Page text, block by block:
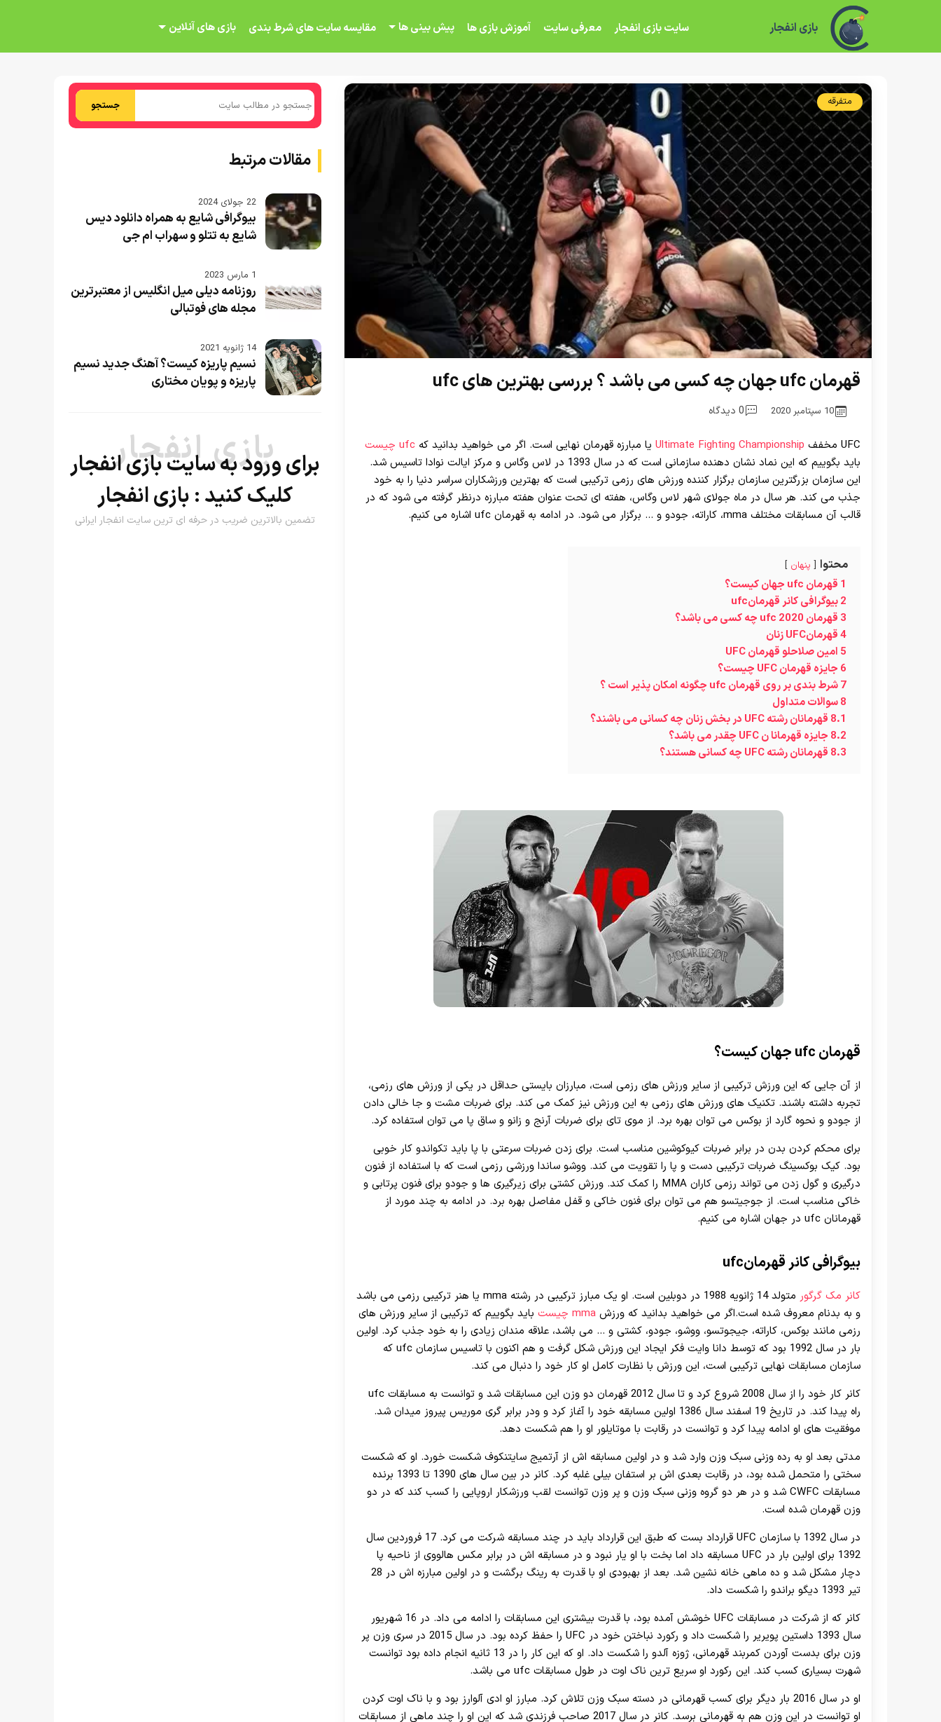
30 تا 50 درصد شارژ هدیه بیشتر فقط با ثبت نام در هات بت
بازی انفجار سایت بازی انفجار معرفی سایت آموزش بازی ها پیش بینی ها مقایسه سایت های شرط بندی بازی های آنلاین
متفرقه
قهرمان ufc جهان چه کسی می باشد ؟ بررسی بهترین های ufc
10 سپتامبر 2020 0 دیدگاه
UFC مخفف Ultimate Fighting Championship یا مبارزه قهرمان نهایی است. اگر می خواهید بدانید کهufc چیست
باید بگوییم که این نماد نشان دهنده سازمانی است که در سال 1393 در لاس وگاس و مرکز ایالت نوادا تاسیس شد.
این سازمان بزرگترین سازمان برگزار کننده ورزش های رزمی ترکیبی است که بهترین ورزشکاران سراسر دنیا را به خود
جذب می کند. هر سال در ماه جولای شهر لاس وگاس، هفته ای تحت عنوان هفته مبارزه درنظر گرفته می شود که در
قالب آن مسابقات مختلف mma، کاراته، جودو و … برگزار می شود. در ادامه به قهرمان ufc اشاره می کنیم.
محتوا پنهان
1 قهرمان ufc جهان کیست؟
2بیوگرافی کانر قهرمانufc
3 قهرمان 2020 ufc چه کسی می باشد؟
4قهرمانUFC زنان
5 امین صلاحلو قهرمان UFC
6 جایزه قهرمان UFC چیست؟
7شرط بندی بر روی قهرمان ufc چگونه امکان پذیر است ؟
8سوالات متداول
8.1 قهرمانان رشته UFC در بخش زنان چه کسانی می باشند؟
8.2 جایزه قهرمانا ن UFC چقدر می باشد؟
8.3 قهرمانان رشته UFC چه کسانی هستند؟
قهرمان ufc جهان کیست؟
از آن جایی که این ورزش ترکیبی از سایر ورزش های رزمی است، مبارزان بایستی حداقل در یکی از ورزش های رزمی،
تجربه داشته باشند. تکنیک های ورزش های رزمی به این ورزش نیز کمک می کند. برای ضربات مشت و جا خالی دادن
از جودو و نحوه گارد از بوکس می توان بهره برد. از موی تای برای ضربات آرنج و زانو و ساق پا می توان استفاده کرد.
برای محکم کردن بدن در برابر ضربات کیوکوشین مناسب است. برای زدن ضربات سرعتی با پا باید تکواندو کار خوبی
بود. کیک بوکسینگ ضربات ترکیبی دست و پا را تقویت می کند. ووشو ساندا ورزشی رزمی است که با استفاده از فنون
درگیری و گول زدن می تواند رزمی کاران MMA را کمک کند. ورزش کشتی برای زیرگیری ها و جودو برای فنون پرتابی و
خاکی مناسب است. از جوجیتسو هم می توان برای فنون خاکی و قفل مفاصل بهره برد. در ادامه به چند مورد از
قهرمانان ufc در جهان اشاره می کنیم.
بیوگرافی کانر قهرمانufc
کانر مک گرگور
متولد 14 ژانویه 1988 در دوبلین است. او یک مبارز ترکیبی در رشته mma یا هنر ترکیبی رزمی می باشد
و به بدنام معروف شده است.اگر می خواهید بدانید که ورزشmma چیست
باید بگوییم که ترکیبی از سایر ورزش های
رزمی مانند بوکس، کاراته، جیجوتسو، ووشو، جودو، کشتی و … می باشد، علاقه مندان زیادی را به خود جذب کرد. اولین
بار در سال 1992 بود که توسط دانا وایت فکر ایجاد این ورزش شکل گرفت و هم اکنون با تاسیس سازمان ufc که
سازمان مسابقات نهایی ترکیبی است، این ورزش با نظارت کامل او کار خود را دنبال می کند.
کانر کار خود را از سال 2008 شروع کرد و تا سال 2012 قهرمان دو وزن این مسابقات شد و توانست به مسابقات ufc
راه پیدا کند. در تاریخ 19 اسفند سال 1386 اولین مسابقه خود را آغاز کرد و ودر برابر گری موریس پیروز میدان شد.
موفقیت های او ادامه پیدا کرد و توانست در رقابت با موتایلور او را هم شکست دهد.
مدتی بعد او به رده وزنی سبک وزن وارد شد و در اولین مسابقه اش از آرتمیج سایتنکوف شکست خورد. او که شکست
سختی را متحمل شده بود، در رقابت بعدی اش بر استفان بیلی غلبه کرد. کانر در بین سال های 1390 تا 1393 برنده
مسابقات CWFC شد و در هر دو گروه وزنی سبک وزن و پر وزن توانست لقب ورزشکار اروپایی را کسب کند که در دو
وزن قهرمان شده است.
در سال 1392 با سازمان UFC قرارداد بست که طبق این قرارداد باید در چند مسابقه شرکت می کرد. 17 فروردین سال
1392 برای اولین بار در UFC مسابقه داد اما بخت با او یار نبود و در مسابقه اش در برابر مکس هالووی از ناحیه پا
دچار مشکل شد و ده ماهی خانه نشین شد. بعد از بهبودی او با قدرت به رینگ برگشت و در اولین مبارزه اش در 28
تیر 1393 دیگو براندو را شکست داد.
کانر که از شرکت در مسابقات UFC خوشش آمده بود، با قدرت بیشتری این مسابقات را ادامه می داد. در 16 شهریور
سال 1393 داستین پویریر را شکست داد و رکورد نباختن خود در UFC را حفظ کرده بود. در سال 2015 در سری وزن پر
وزن برای بدست آوردن کمربند قهرمانی، ژوزه آلدو را شکست داد. او که این کار را در 13 ثانیه انجام داده بود توانست
شهرت بسیاری کسب کند. این رکورد او سریع ترین ناک اوت در طول مسابقات ufc می باشد.
او در سال 2016 بار دیگر برای کسب قهرمانی در دسته سبک وزن تلاش کرد. مبارز او ادی آلوارز بود و با ناک اوت کردن
او توانست در این وزن هم به قهرمانی برسد. کانر در سال 2017 صاحب فرزندی شد که این او را چند ماهی از مسابقات
جستجو
مقالات مرتبط
22 جولای 2024
بیوگرافی شایع به همراه دانلود دیس
شایع به تتلو و سهراب ام جی
1 مارس 2023
روزنامه دیلی میل انگلیس از معتبرترین
مجله های فوتبالی
14 ژانویه 2021
نسیم پاریزه کیست؟ آهنگ جدید نسیم
پاریزه و پویان مختاری
بازی انفجار
برای ورود به سایت بازی انفجار
کلیک کنید : بازی انفجار
تضمین بالاترین ضریب در حرفه ای ترین سایت انفجار ایرانی